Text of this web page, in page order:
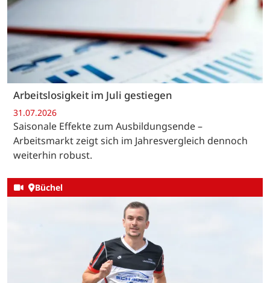
Arbeitslosigkeit im Juli gestiegen
31.07.2026
Saisonale Effekte zum Ausbildungsende –
Arbeitsmarkt zeigt sich im Jahresvergleich dennoch
weiterhin robust.
Büchel